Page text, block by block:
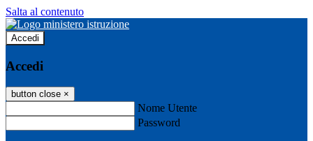
Salta al contenuto
Accedi
Accedi
button close ×
Nome Utente
Password